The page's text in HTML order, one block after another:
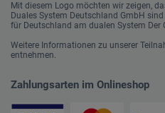
Mit diesem Logo möchten wir zeigen,
Duales System Deutschland GmbH
für Deutschland am dualen System Der
Weitere Informationen zu unserer
entnehmen.
Zahlungsarten im Onlineshop